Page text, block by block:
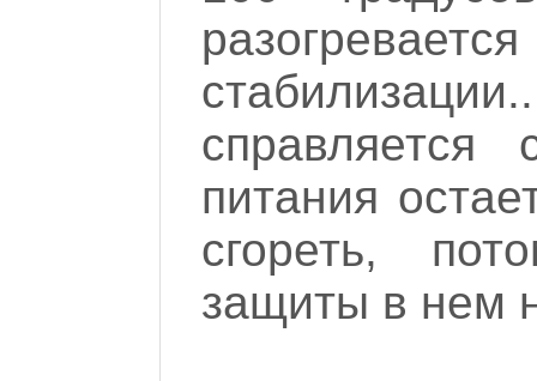
справляется
питания
сгореть,
защиты в нем